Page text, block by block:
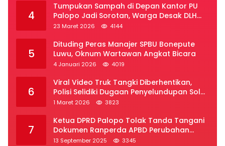
4
Tumpukan Sampah di Depan Kantor PU
Palopo Jadi Sorotan, Warga Desak DLH
Segera Bertindak
23 Maret 2026 4144
5
Dituding Peras Manajer SPBU Bonepute
Luwu, Oknum Wartawan Angkat Bicara
4 Januari 2026 4019
6
Viral Video Truk Tangki Diberhentikan,
Polisi Selidiki Dugaan Penyelundupan Solar
Subsidi di Palopo
1 Maret 2026 3823
7
Ketua DPRD Palopo Tolak Tanda Tangani
Dokumen Ranperda APBD Perubahan
2025
13 September 2025 3345